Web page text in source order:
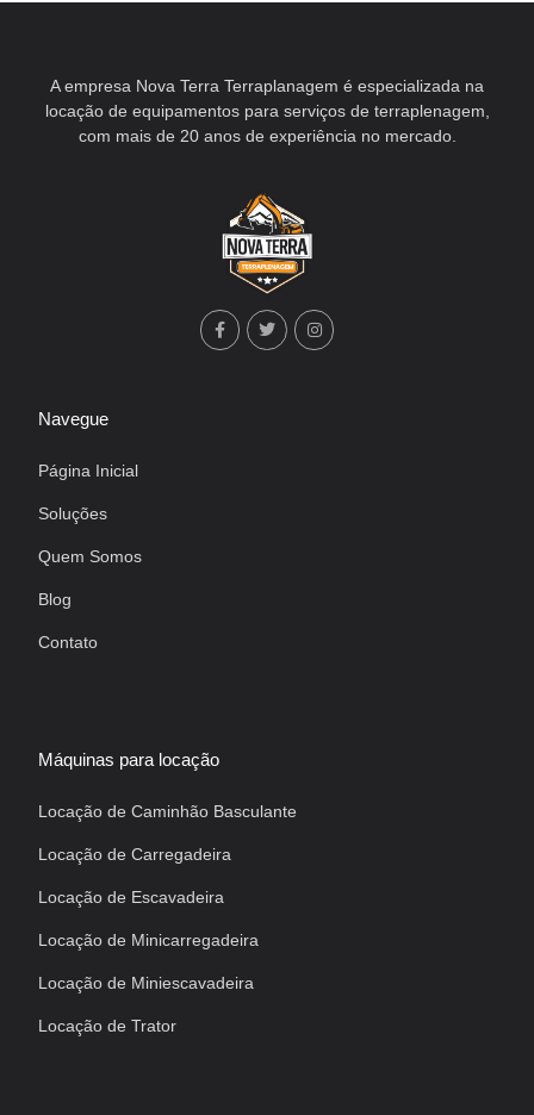
A empresa Nova Terra Terraplanagem é especializada na
locação de equipamentos para serviços de terraplenagem,
com mais de 20 anos de experiência no mercado.
Navegue
Página Inicial
Soluções
Quem Somos
Blog
Contato
Máquinas para locação
Locação de Caminhão Basculante
Locação de Carregadeira
Locação de Escavadeira
Locação de Minicarregadeira
Locação de Miniescavadeira
Locação de Trator